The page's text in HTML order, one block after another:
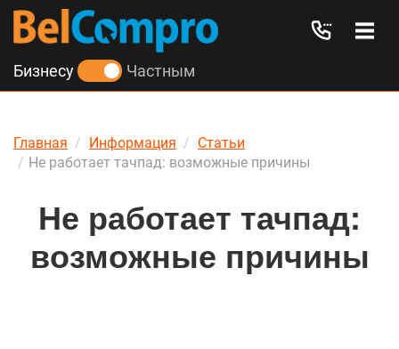
Бизнесу Частным
Главная Информация
Статьи
Не работает тачпад: возможные причины
Не работает тачпад:
возможные причины